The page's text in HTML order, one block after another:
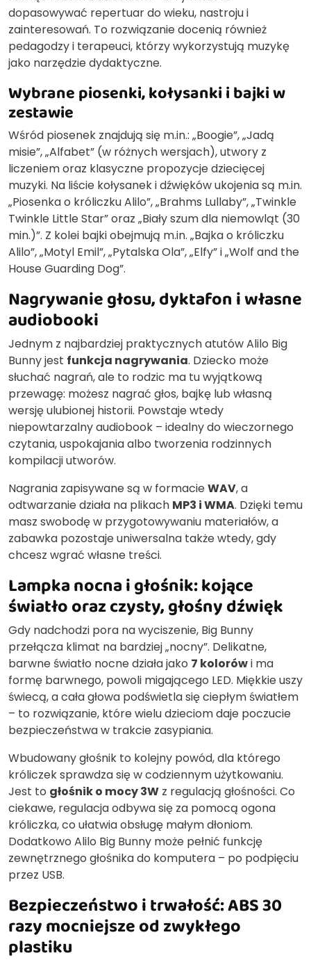
dopasowywać repertuar do wieku, nastroju i
zainteresowań. To rozwiązanie docenią również
pedagodzy i terapeuci, którzy wykorzystują muzykę
jako narzędzie dydaktyczne.
Wybrane piosenki, kołysanki i bajki w
zestawie
Wśród piosenek znajdują się m.in.: „Boogie”, „Jadą
misie”, „Alfabet” (w różnych wersjach), utwory z
liczeniem oraz klasyczne propozycje dziecięcej
muzyki. Na liście kołysanek i dźwięków ukojenia są m.in.
„Piosenka o króliczku Alilo”, „Brahms Lullaby”, „Twinkle
Twinkle Little Star” oraz „Biały szum dla niemowląt (30
min.)”. Z kolei bajki obejmują m.in. „Bajka o króliczku
Alilo”, „Motyl Emil”, „Pytalska Ola”, „Elfy” i „Wolf and the
House Guarding Dog”.
Nagrywanie głosu, dyktafon i własne
audiobooki
Jednym z najbardziej praktycznych atutów Alilo Big
Bunny jest funkcja nagrywania. Dziecko może
słuchać nagrań, ale to rodzic ma tu wyjątkową
przewagę: możesz nagrać głos, bajkę lub własną
wersję ulubionej historii. Powstaje wtedy
niepowtarzalny audiobook – idealny do wieczornego
czytania, uspokajania albo tworzenia rodzinnych
kompilacji utworów.
Nagrania zapisywane są w formacieWAV, a
odtwarzanie działa na plikach MP3 i WMA. Dzięki temu
masz swobodę w przygotowywaniu materiałów, a
zabawka pozostaje uniwersalna także wtedy, gdy
chcesz wgrać własne treści.
Lampka nocna i głośnik: kojące
światło oraz czysty, głośny dźwięk
Gdy nadchodzi pora na wyciszenie, Big Bunny
przełącza klimat na bardziej „nocny”. Delikatne,
barwne światło nocne działa jako 7 kolorówi ma
formę barwnego, powoli migającego LED. Miękkie uszy
świecą, a cała głowa podświetla się ciepłym światłem
– to rozwiązanie, które wielu dzieciom daje poczucie
bezpieczeństwa w trakcie zasypiania.
Wbudowany głośnik to kolejny powód, dla którego
króliczek sprawdza się w codziennym użytkowaniu.
Jest to głośnik o mocy 3W z regulacją głośności. Co
ciekawe, regulacja odbywa się za pomocą ogona
króliczka, co ułatwia obsługę małym dłoniom.
Dodatkowo Alilo Big Bunny może pełnić funkcję
zewnętrznego głośnika do komputera – po podpięciu
przez USB.
Bezpieczeństwo i trwałość: ABS 30
razy mocniejsze od zwykłego
plastiku